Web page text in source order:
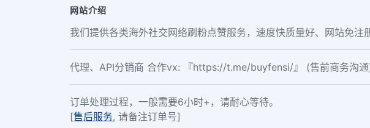
网站介绍
我们提供各类海外社交网络刷粉点赞服务，速度快质量好、网站免注
代理、API分销商 合作vx: 『https://t.me/buyfensi/』 (售前商务沟通
订单处理过程，一般需要6小时+，请耐心等待。
[售后服务, 请备注订单号]